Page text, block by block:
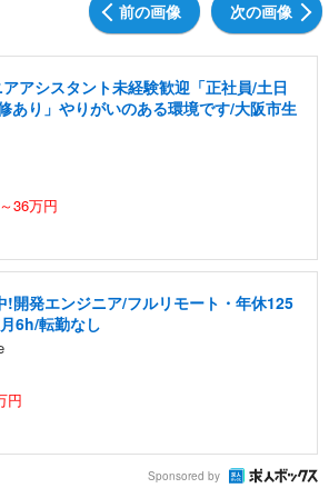
前の画像 次の画像
アシスタント未経験歓迎「正社員/土日
あり」やりがいのある環境です/大阪市生
36万円
!開発エンジニア/フルリモート・年休125
6h/転勤なし
円
Sponsored by